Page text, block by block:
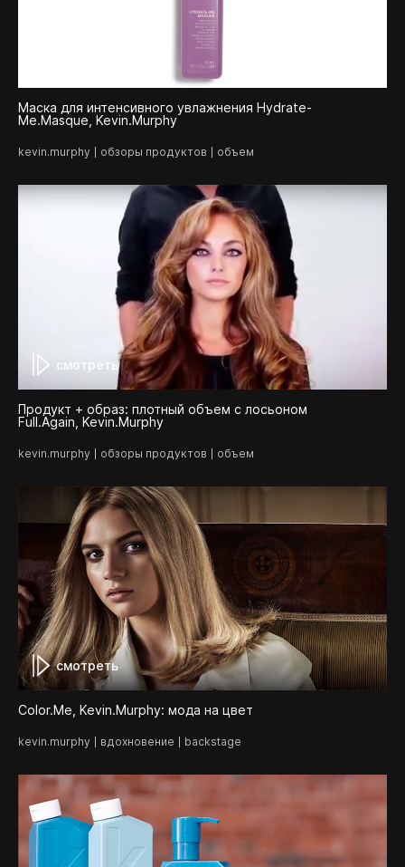
Маска для интенсивного увлажнения Hydrate-
Me.Masque, Kevin.Murphy
kevin.murphy обзоры продуктов объем
смотреть
Продукт + образ: плотный объем с лосьоном
Full.Again, Kevin.Murphy
kevin.murphy обзоры продуктов объем
смотреть
Color.Me, Kevin.Murphy: мода на цвет
kevin.murphy вдохновение backstage